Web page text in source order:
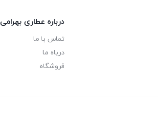
درباره عطاری بهرامی
تماس با ما
درباه ما
فروشگاه